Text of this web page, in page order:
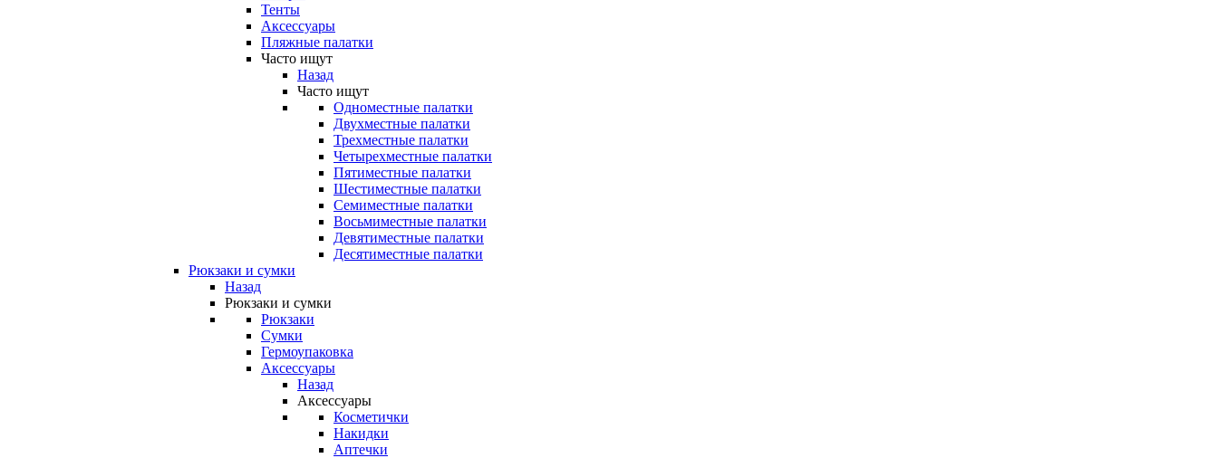
Тенты
Аксессуары
Пляжные палатки
Часто ищут
Назад
Часто ищут
Одноместные палатки
Двухместные палатки
Трехместные палатки
Четырехместные палатки
Пятиместные палатки
Шестиместные палатки
Семиместные палатки
Восьмиместные палатки
Девятиместные палатки
Десятиместные палатки
Рюкзаки и сумки
Назад
Рюкзаки и сумки
Рюкзаки
Сумки
Гермоупаковка
Аксессуары
Назад
Аксессуары
Косметички
Накидки
Аптечки